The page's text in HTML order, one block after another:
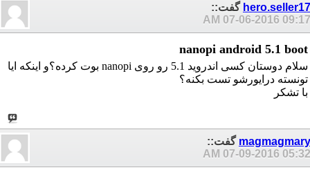
hero.seller17 گفت::
07-06-2016 09:17 AM
nanopi android 5.1 boot
سلام دوستان کسی اندروید 5.1 رو روی nanopi بوت کرده؟و اینکه ایا
تونسته درایورشو تست بکنه؟
با تشکر
magmagmary گفت::
07-09-2016 05:32 AM